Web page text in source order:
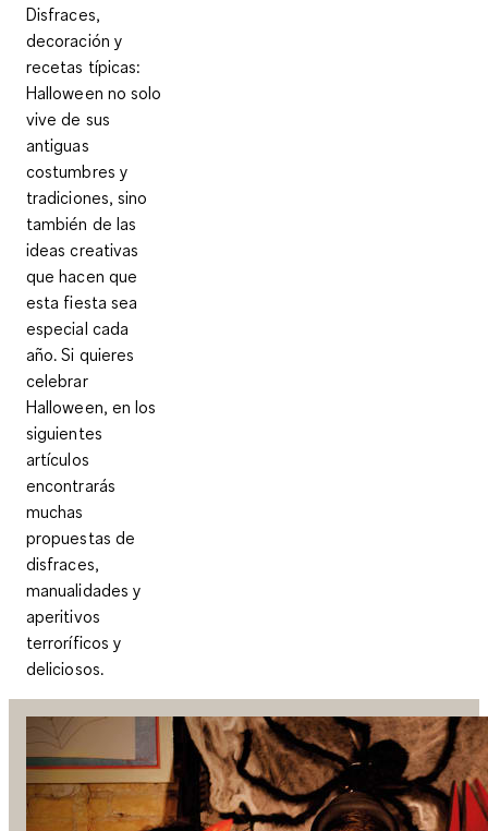
Disfraces,
decoración y
recetas típicas:
Halloween no solo
vive de sus
antiguas
costumbres y
tradiciones, sino
también de las
ideas creativas
que hacen que
esta fiesta sea
especial cada
año. Si quieres
celebrar
Halloween, en los
siguientes
artículos
encontrarás
muchas
propuestas de
disfraces,
manualidades y
aperitivos
terroríficos y
deliciosos.